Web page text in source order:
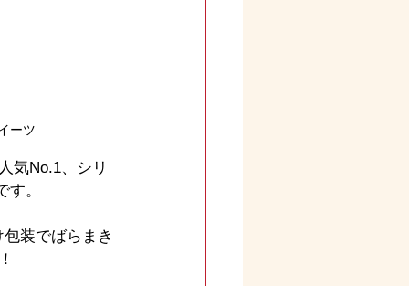
ーツ
気No.1、シリ
。
装でばらまき